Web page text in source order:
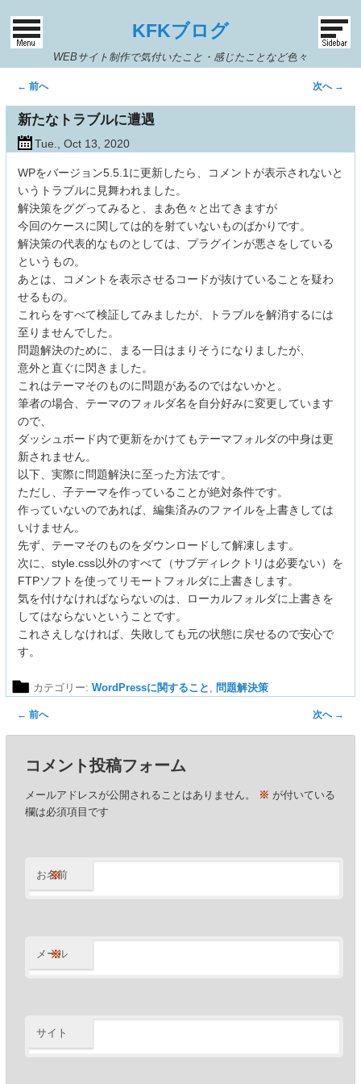
KFKブログ
WEBサイト制作で気付いたこと・感じたことなど色々
投
ナ
ビ
ゲ
ー
シ
ョ
ン
← 前へ 次へ →
新たなトラブルに遭遇
Tue., Oct 13, 2020
WPをバージョン5.5.1に更新したら、コメントが表示されないと
いうトラブルに見舞われました。
解決策をググってみると、まあ色々と出てきますが
今回のケースに関しては的を射ていないものばかりです。
解決策の代表的なものとしては、プラグインが悪さをしている
というもの。
あとは、コメントを表示させるコードが抜けていることを疑わ
せるもの。
これらをすべて検証してみましたが、トラブルを解消するには
至りませんでした。
問題解決のために、まる一日はまりそうになりましたが、
意外と直ぐに閃きました。
これはテーマそのものに問題があるのではないかと。
筆者の場合、テーマのフォルダ名を自分好みに変更しています
ので、
ダッシュボード内で更新をかけてもテーマフォルダの中身は更
新されません。
以下、実際に問題解決に至った方法です。
ただし、子テーマを作っていることが絶対条件です。
作っていないのであれば、編集済みのファイルを上書きしては
いけません。
先ず、テーマそのものをダウンロードして解凍します。
次に、style.css以外のすべて（サブディレクトリは必要ない）を
FTPソフトを使ってリモートフォルダに上書きします。
気を付けなければならないのは、ローカルフォルダに上書きを
してはならないということです。
これさえしなければ、失敗しても元の状態に戻せるので安心で
す。
カテゴリー:WordPressに関すること , 問題解決策
投
ビ
ー
シ
← 前へ 次へ →
コメント投稿フォーム
メールアドレスが公開されることはありません。 ※ が付いている
欄は必須項目です
お名前
※
メール
※
サイト